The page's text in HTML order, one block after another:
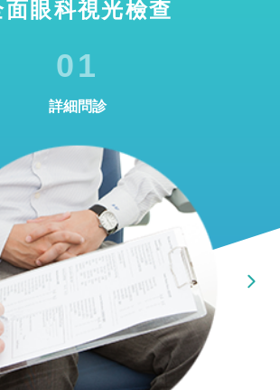
面眼科視光檢查
01
詳細問診